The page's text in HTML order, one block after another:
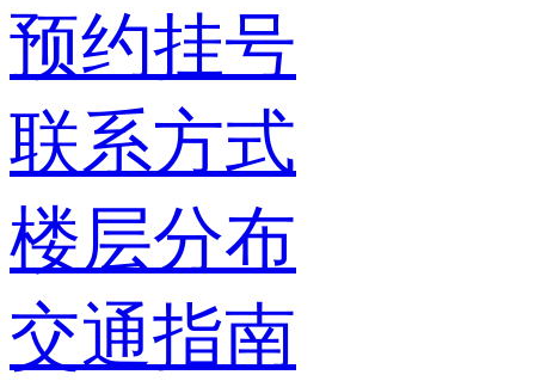
预约挂号
联系方式
楼层分布
交通指南